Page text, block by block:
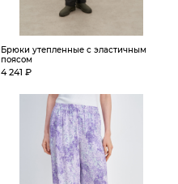
Брюки утепленные с эластичным
поясом
4 241 ₽